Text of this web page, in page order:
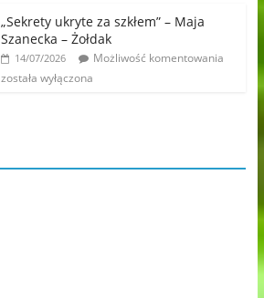
„Sekrety ukryte za szkłem” – Maja
Szanecka – Żołdak
14/07/2026
Możliwość komentowania
została wyłączona